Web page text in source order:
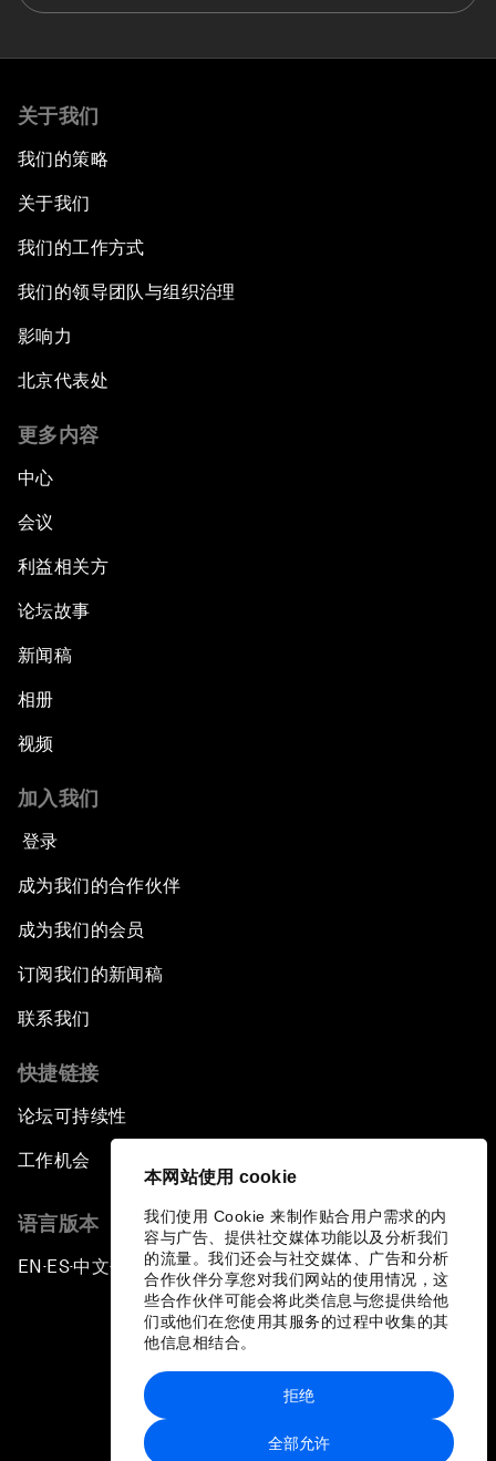
本网站使用 cookie
我们使用 Cookie 来制作贴合用户需求的内
容与广告、提供社交媒体功能以及分析我们
的流量。我们还会与社交媒体、广告和分析
合作伙伴分享您对我们网站的使用情况，这
些合作伙伴可能会将此类信息与您提供给他
们或他们在您使用其服务的过程中收集的其
他信息相结合。
全部允许
拒绝
关于我们
我们的策略
关于我们
我们的工作方式
我们的领导团队与组织治理
影响力
北京代表处
更多内容
中心
会议
利益相关方
论坛故事
新闻稿
相册
视频
加入我们
登录
成为我们的合作伙伴
成为我们的会员
订阅我们的新闻稿
联系我们
快捷链接
论坛可持续性
工作机会
语言版本
EN ▪ES▪中文▪ 日本語
站点地图